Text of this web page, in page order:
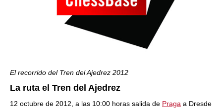
El recorrido del Tren del Ajedrez 2012
La ruta el Tren del Ajedrez
12 octubre de 2012, a las 10:00 horas salida de Praga a Dresde